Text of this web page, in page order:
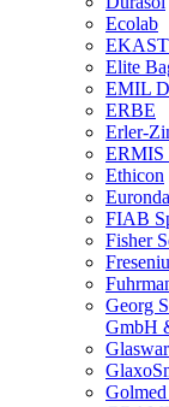
Ecolab
Elite
EMIL
ERBE
Erler-
ERMIS
Ethicon
FIAB
Fisher
Georg
GmbH